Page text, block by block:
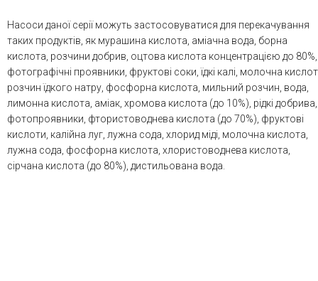
Насоси даної серії можуть застосовуватися для перекачування
таких продуктів, як мурашина кислота, аміачна вода, борна
кислота, розчини добрив, оцтова кислота концентрацією до 80%,
фотографічні проявники, фруктові соки, їдкі калі, молочна
розчин їдкого натру, фосфорна кислота, мильний розчин, вода,
лимонна кислота, аміак, хромова кислота (до 10%), рідкі добрива,
фотопроявники, фтористоводнева кислота (до 70%), фруктові
кислоти, калійна луг, лужна сода, хлорид міді, молочна кислота,
лужна сода, фосфорна кислота, хлористоводнева кислота,
сірчана кислота (до 80%), дистильована вода.